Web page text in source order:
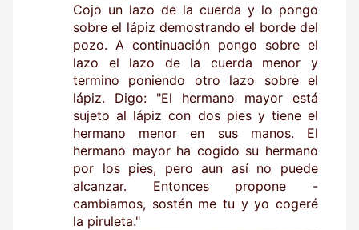
Cojo un lazo de la cuerda y lo pongo
sobre el lápiz demostrando el borde del
pozo. A continuación pongo sobre el
lazo el lazo de la cuerda menor y
termino poniendo otro lazo sobre el
lápiz. Digo: "El hermano mayor está
sujeto al lápiz con dos pies y tiene el
hermano menor en sus manos. El
hermano mayor ha cogido su hermano
por los pies, pero aun así no puede
alcanzar. Entonces propone -
cambiamos, sostén me tu y yo cogeré
la piruleta."